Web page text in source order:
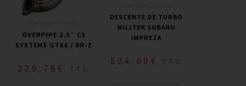
OVERPIPE 2.5″ CS
SYSTEMS GT86 / BR-Z
229,76 € TTC
DESCENTE DE TURBO
MILLTEK SUBARU
IMPREZA
524,00 € TTC